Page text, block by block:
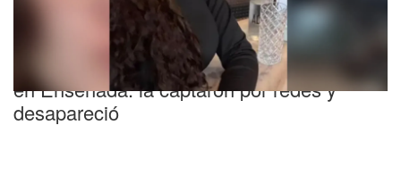
Intensa búsqueda de una nena de 15 años
en Ensenada: la captaron por redes y
desapareció